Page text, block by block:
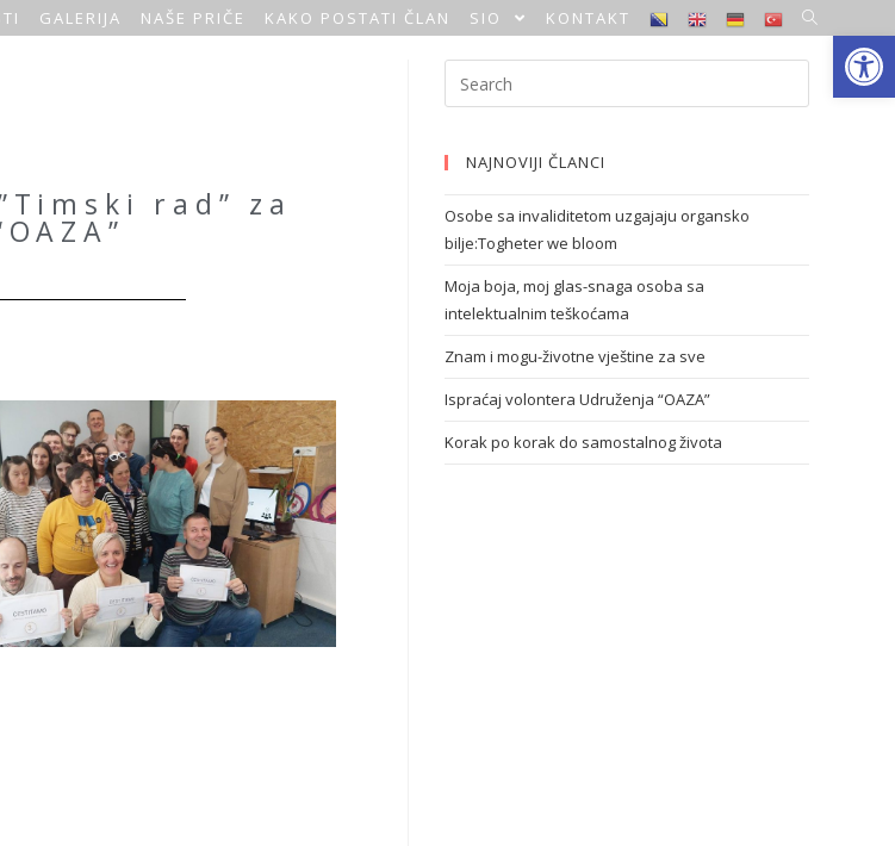
Open toolbar
GALERIJA NAŠE PRIČE KAKO POSTATI ČLAN SIO KONTAKT
rad” za
NAJNOVIJI ČLANCI
Osobe sa invaliditetom uzgajaju organsko
bilje:Togheter we bloom
Moja boja, moj glas-snaga osoba sa
intelektualnim teškoćama
Znam i mogu-životne vještine za sve
Ispraćaj volontera Udruženja “OAZA”
Korak po korak do samostalnog života